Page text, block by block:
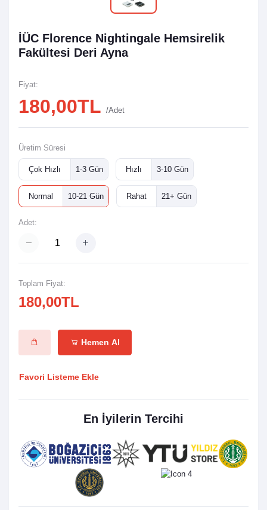
İÜC Florence Nightingale Hemsirelik
Fakültesi Deri Ayna
Fiyat:
180,00TL /Adet
Üretim Süresi
Çok Hızlı 1-3 Gün Hızlı 3-10 Gün
Normal 10-21 Gün Rahat 21+ Gün
Adet:
Toplam Fiyat:
180,00TL
Hemen Al
Favori Listeme Ekle
En İyilerin Tercihi